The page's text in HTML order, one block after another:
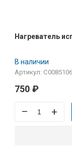
Нагреватель
В наличии
Артикул:
750 ₽
– +